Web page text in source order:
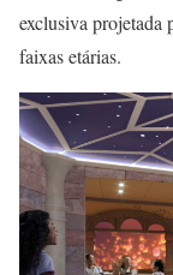
exclusiva projetada
faixas etárias.